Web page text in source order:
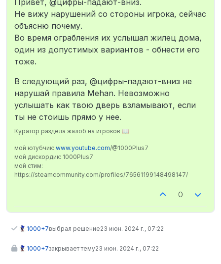
Привет, @цифры-падают-вниз.
Не вижу нарушений со стороны игрока, сейчас
объясню почему.
Во время ограбления их услышал жилец дома,
один из допустимых вариантов - обнести его
тоже.
В следующий раз, @цифры-падают-вниз не
нарушай правила Mehan. Невозможно
услышать как твою дверь взламывают, если
ты не стоишь прямо у нее.
Куратор раздела жалоб на игроков 📖
мой ютубчик: www.youtube.com/@1000Plus7
мой дискордик: 1000Plus7
мой стим:
https://steamcommunity.com/profiles/76561199148498147/
0
1000+7выбрал решение23 июн. 2024 г., 07:22
1000+7закрывает тему23 июн. 2024 г., 07:22